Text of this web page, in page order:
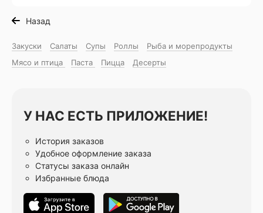
Назад
Закуски Салаты Супы Роллы
Рыба и морепродукты
Мясо и птица
Паста Пицца Десерты
У НАС ЕСТЬ ПРИЛОЖЕНИЕ!
История заказов
Удобное оформление заказа
Статусы заказа онлайн
Избранные блюда